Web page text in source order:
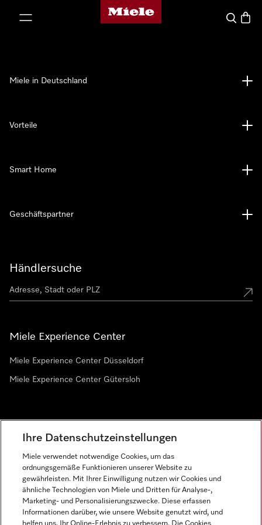
Miele-Homepage
Suche
Händlersuche
Miele Experience Center
Miele Experience Center Düsseldorf
Miele Experience Center Gütersloh
Miele in Deutschland
Vorteile
Smart Home
Geschäftspartner
Ihre Datenschutzeinstellungen
Miele verwendet notwendige Cookies, um das
ordnungsgemäße Funktionieren unserer Website zu
gewährleisten. Mit Ihrer Einwilligung nutzen wir Cookies und
ähnliche Technologien von Miele und Dritten für Analyse-,
Marketing- und Personalisierungszwecke. Diese erfassen
Informationen darüber, wie unsere Website genutzt wird, und